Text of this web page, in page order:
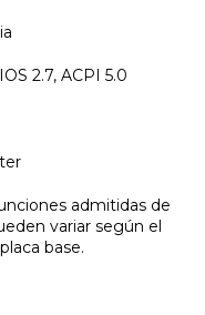
2.7, ACPI 5.0
admitidas de
variar según el
base.